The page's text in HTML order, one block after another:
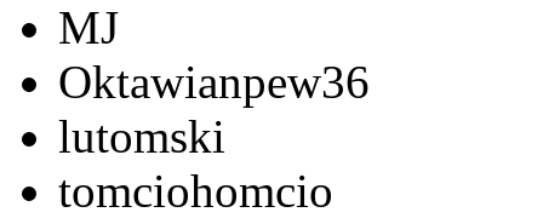
MJ
Oktawianpew36
lutomski
tomciohomcio